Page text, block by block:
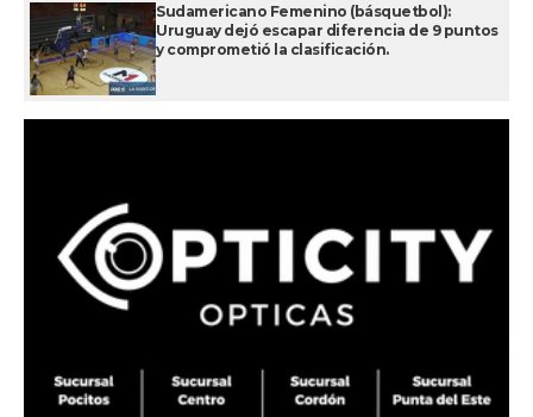
Sudamericano Femenino (básquetbol):
Uruguay dejó escapar diferencia de 9 puntos
y comprometió la clasificación.